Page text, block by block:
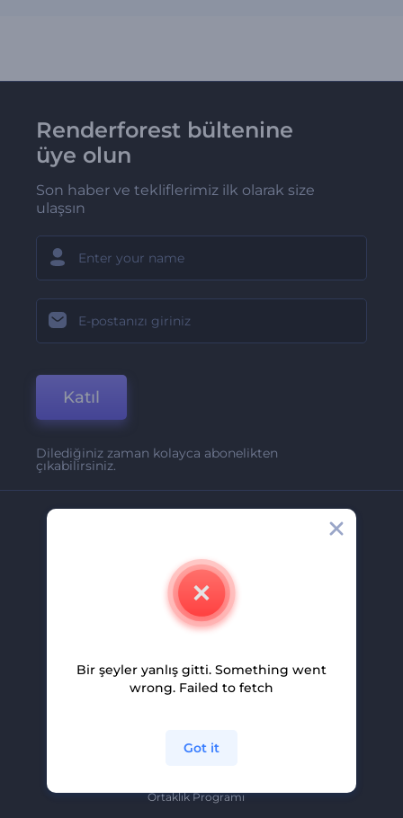
Renderforest bültenine
üye olun
Son haber ve tekliflerimiz ilk olarak size
ulaşsın
Katıl
Dilediğiniz zaman kolayca abonelikten
çıkabilirsiniz.
Hakkımızda
İletişim
Kariyer
Ortaklık Programı
Ortaklık Programı
Bir şeyler yanlış gitti. Something went
wrong. Failed to fetch
Got it